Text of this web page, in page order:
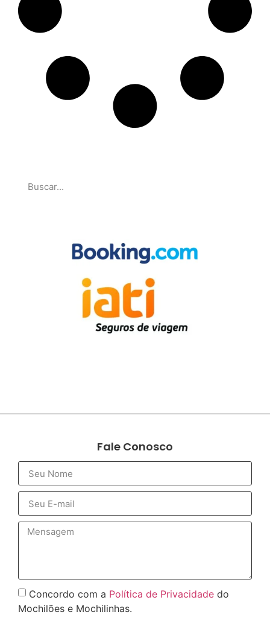
Fale Conosco
Concordo com a Política de Privacidade do
Mochilões e Mochilinhas.